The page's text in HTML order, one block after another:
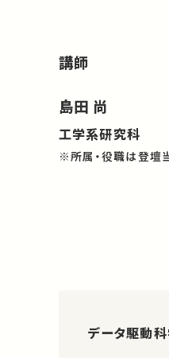
講師
島田 尚
工学系研究科
※所属・役職は登壇
データ駆動